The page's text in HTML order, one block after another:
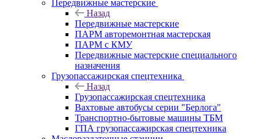
Передвижные мастерские
Назад
Передвижные мастерские
ПАРМ авторемонтная мастерская
ПАРМ с КМУ
Передвижные мастерские специального
назначения
Грузопассажирская спецтехника
Назад
Грузопассажирская спецтехника
Вахтовые автобусы серии "Берлога"
Транспортно-бытовые машины ТБМ
ГПА грузопассажирская спецтехника